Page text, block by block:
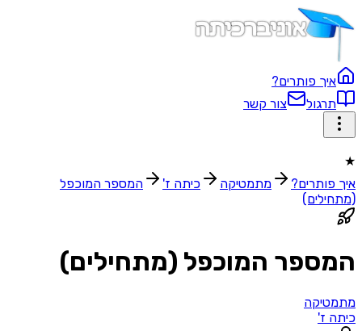
איך פותרים?
תרגול
צור קשר
★
איך פותרים?
מתמטיקה כיתה ז'
המספר המוכפל
(מתחילים)
המספר המוכפל (מתחילים)
מתמטיקה
כיתה ז'